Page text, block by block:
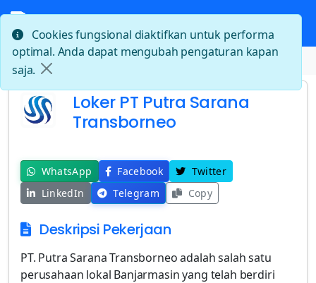
Beranda Loker PT Putra Sarana Transborneo
Loker PT Putra Sarana
Transborneo
WhatsApp Facebook
Twitter
LinkedIn
Telegram Copy
Deskripsi Pekerjaan
PT. Putra Sarana Transborneo adalah salah satu
perusahaan lokal Banjarmasin yang telah berdiri
Cookies fungsional diaktifkan untuk performa
optimal. Anda dapat mengubah pengaturan kapan
saja.